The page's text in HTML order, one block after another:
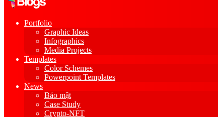
Portfolio
Graphic Ideas
Infographics
Media Projects
Templates
Color Schemes
Powerpoint Templates
News
Bảo mật
Case Study
Crypto-NFT